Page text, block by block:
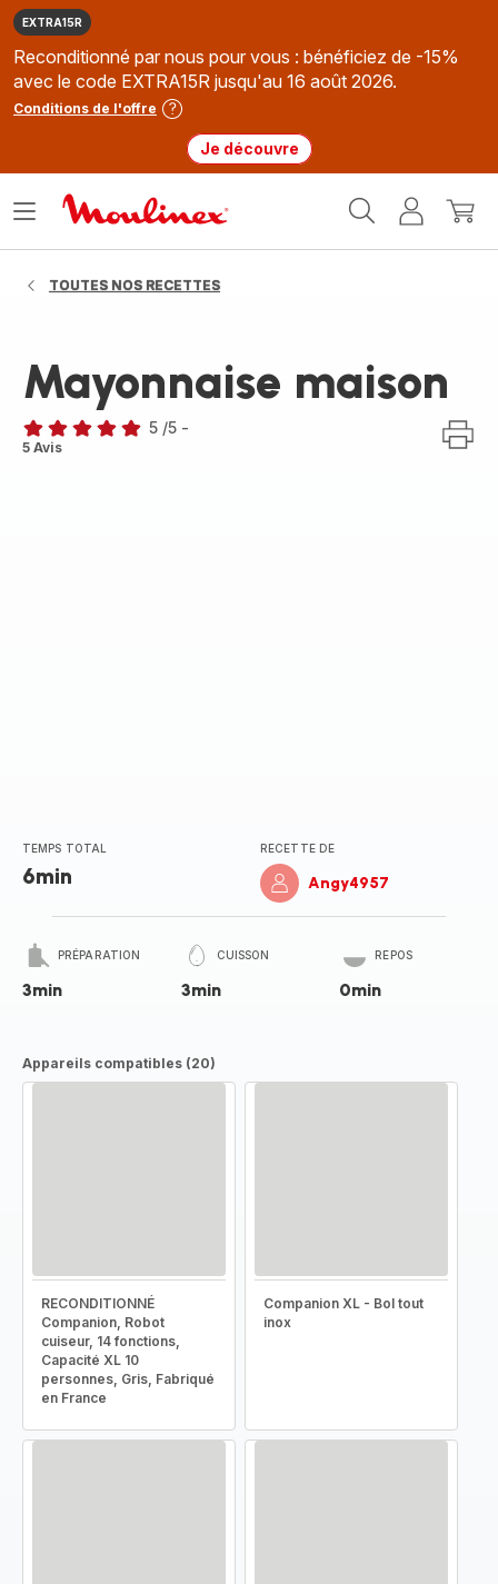
EXTRA15R
Reconditionné par nous pour vous : bénéficiez de -15%
avec le code EXTRA15R jusqu'au 16 août 2026.
Conditions de l'offre
Je découvre
MonMon
Ouvrir
TOUTES NOS RECETTES
Mayonnaise maison
Avis
5 /5 -
5 Avis
TEMPS TOTAL
6min
RECETTE DE
Angy4957
PRÉPARATION
3min
CUISSON
3min
REPOS
0min
Appareils compatibles (20)
RECONDITIONNÉ
Companion, Robot
cuiseur, 14 fonctions,
Capacité XL 10
personnes, Gris, Fabriqué
en France
Companion XL - Bol tout
inox